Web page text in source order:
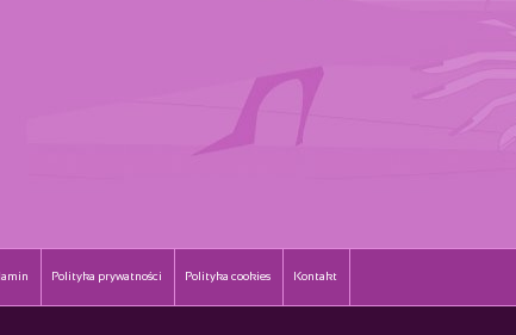
Polityka prywatności Polityka cookies Kontakt